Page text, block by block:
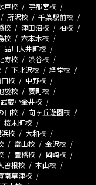
戸校
宇都宮校
所沢校
千葉駅前校
校 津田沼校
柏校
校
六本木校
品川大井町校
寿校
渋谷校
下北沢校
経堂校
校
中野校
袋校
要町校
武蔵小金井校
口校
向ヶ丘遊園校
桜木町校
校
大和校
富山校
金沢校
豊橋校
岡崎校
曽根校
本山校
南草津校